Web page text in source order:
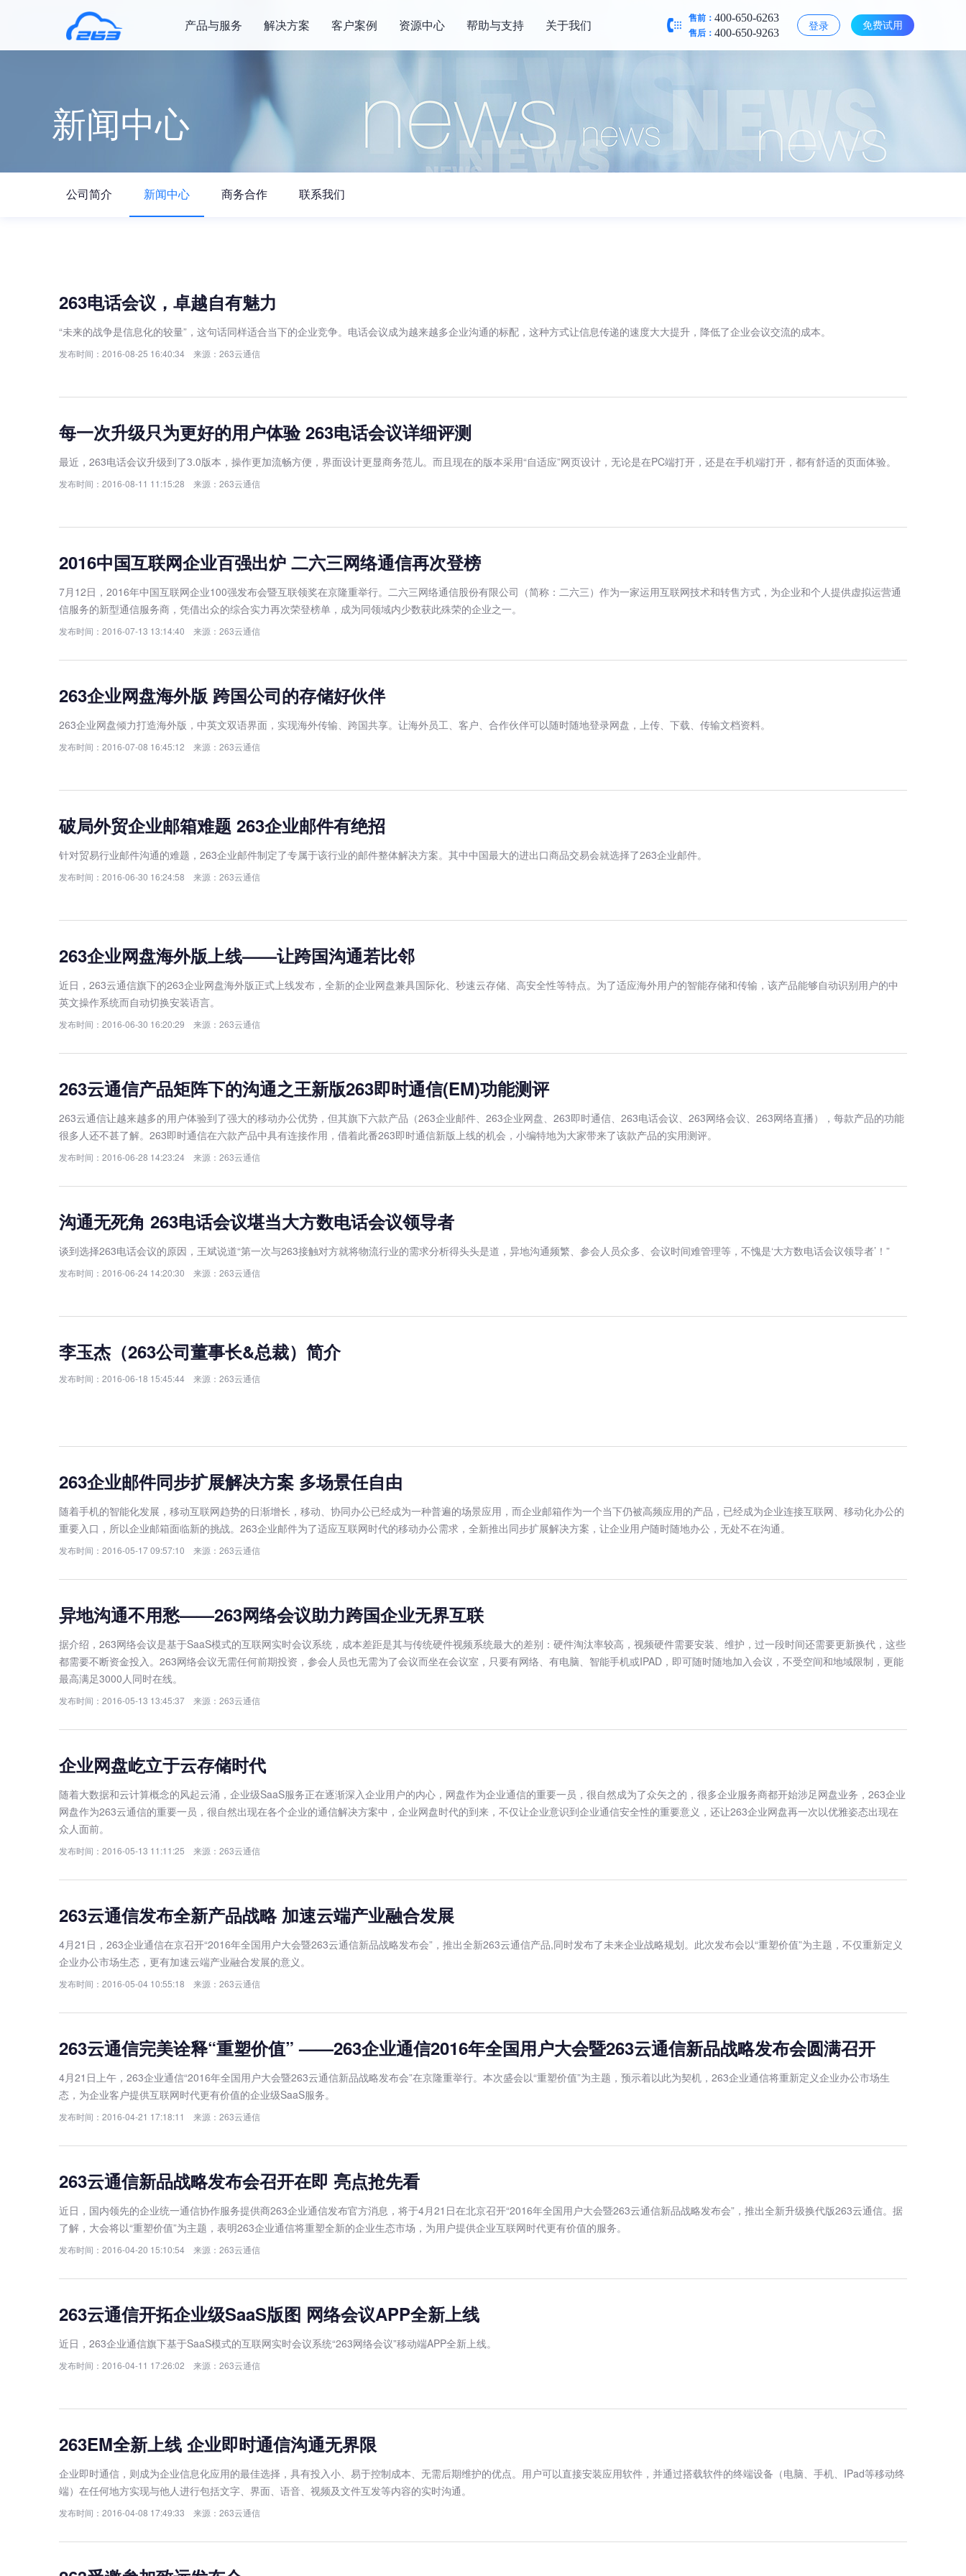
产品与服务 解决方案 客户案例 资源中心 帮助与支持 关于我们 售前： 400-650-6263
售后： 400-650-9263
免费试用
登录
新闻中心
公司简介 新闻中心 商务合作 联系我们
263电话会议，卓越自有魅力
“未来的战争是信息化的较量”，这句话同样适合当下的企业竞争。电话会议成为越来越多企业沟通的标配，这种方式让信息传递的速度大大提升，降低了企业会议交流的成本。
发布时间：2016-08-25 16:40:34 来源：263云通信
每一次升级只为更好的用户体验 263电话会议详细评测
最近，263电话会议升级到了3.0版本，操作更加流畅方便，界面设计更显商务范儿。而且现在的版本采用“自适应”网页设计，无论是在PC端打开，还是在手机端打开，都有舒适的页面体验。
发布时间：2016-08-11 11:15:28 来源：263云通信
2016中国互联网企业百强出炉 二六三网络通信再次登榜
7月12日，2016年中国互联网企业100强发布会暨互联领奖在京隆重举行。二六三网络通信股份有限公司（简称：二六三）作为一家运用互联网技术和转售方式，为企业和个人提供虚拟运营通
信服务的新型通信服务商，凭借出众的综合实力再次荣登榜单，成为同领域内少数获此殊荣的企业之一。
发布时间：2016-07-13 13:14:40 来源：263云通信
263企业网盘海外版 跨国公司的存储好伙伴
263企业网盘倾力打造海外版，中英文双语界面，实现海外传输、跨国共享。让海外员工、客户、合作伙伴可以随时随地登录网盘，上传、下载、传输文档资料。
发布时间：2016-07-08 16:45:12 来源：263云通信
破局外贸企业邮箱难题 263企业邮件有绝招
针对贸易行业邮件沟通的难题，263企业邮件制定了专属于该行业的邮件整体解决方案。其中中国最大的进出口商品交易会就选择了263企业邮件。
发布时间：2016-06-30 16:24:58 来源：263云通信
263企业网盘海外版上线——让跨国沟通若比邻
近日，263云通信旗下的263企业网盘海外版正式上线发布，全新的企业网盘兼具国际化、秒速云存储、高安全性等特点。为了适应海外用户的智能存储和传输，该产品能够自动识别用户的中
英文操作系统而自动切换安装语言。
发布时间：2016-06-30 16:20:29 来源：263云通信
263云通信产品矩阵下的沟通之王新版263即时通信(EM)功能测评
263云通信让越来越多的用户体验到了强大的移动办公优势，但其旗下六款产品（263企业邮件、263企业网盘、263即时通信、263电话会议、263网络会议、263网络直播），每款产品的功能
很多人还不甚了解。263即时通信在六款产品中具有连接作用，借着此番263即时通信新版上线的机会，小编特地为大家带来了该款产品的实用测评。
发布时间：2016-06-28 14:23:24 来源：263云通信
沟通无死角 263电话会议堪当大方数电话会议领导者
谈到选择263电话会议的原因，王斌说道“第一次与263接触对方就将物流行业的需求分析得头头是道，异地沟通频繁、参会人员众多、会议时间难管理等，不愧是‘大方数电话会议领导者’！”
发布时间：2016-06-24 14:20:30 来源：263云通信
李玉杰（263公司董事长&总裁）简介
发布时间：2016-06-18 15:45:44 来源：263云通信
263企业邮件同步扩展解决方案 多场景任自由
随着手机的智能化发展，移动互联网趋势的日渐增长，移动、协同办公已经成为一种普遍的场景应用，而企业邮箱作为一个当下仍被高频应用的产品，已经成为企业连接互联网、移动化办公的
重要入口，所以企业邮箱面临新的挑战。263企业邮件为了适应互联网时代的移动办公需求，全新推出同步扩展解决方案，让企业用户随时随地办公，无处不在沟通。
发布时间：2016-05-17 09:57:10 来源：263云通信
异地沟通不用愁——263网络会议助力跨国企业无界互联
据介绍，263网络会议是基于SaaS模式的互联网实时会议系统，成本差距是其与传统硬件视频系统最大的差别：硬件淘汰率较高，视频硬件需要安装、维护，过一段时间还需要更新换代，这些
都需要不断资金投入。263网络会议无需任何前期投资，参会人员也无需为了会议而坐在会议室，只要有网络、有电脑、智能手机或IPAD，即可随时随地加入会议，不受空间和地域限制，更能
最高满足3000人同时在线。
发布时间：2016-05-13 13:45:37 来源：263云通信
企业网盘屹立于云存储时代
随着大数据和云计算概念的风起云涌，企业级SaaS服务正在逐渐深入企业用户的内心，网盘作为企业通信的重要一员，很自然成为了众矢之的，很多企业服务商都开始涉足网盘业务，263企业
网盘作为263云通信的重要一员，很自然出现在各个企业的通信解决方案中，企业网盘时代的到来，不仅让企业意识到企业通信安全性的重要意义，还让263企业网盘再一次以优雅姿态出现在
众人面前。
发布时间：2016-05-13 11:11:25 来源：263云通信
263云通信发布全新产品战略 加速云端产业融合发展
4月21日，263企业通信在京召开“2016年全国用户大会暨263云通信新品战略发布会”，推出全新263云通信产品,同时发布了未来企业战略规划。此次发布会以“重塑价值”为主题，不仅重新定义
企业办公市场生态，更有加速云端产业融合发展的意义。
发布时间：2016-05-04 10:55:18 来源：263云通信
263云通信完美诠释“重塑价值” ——263企业通信2016年全国用户大会暨263云通信新品战略发布会圆满召开
4月21日上午，263企业通信“2016年全国用户大会暨263云通信新品战略发布会”在京隆重举行。本次盛会以“重塑价值”为主题，预示着以此为契机，263企业通信将重新定义企业办公市场生
态，为企业客户提供互联网时代更有价值的企业级SaaS服务。
发布时间：2016-04-21 17:18:11 来源：263云通信
263云通信新品战略发布会召开在即 亮点抢先看
近日，国内领先的企业统一通信协作服务提供商263企业通信发布官方消息，将于4月21日在北京召开“2016年全国用户大会暨263云通信新品战略发布会”，推出全新升级换代版263云通信。据
了解，大会将以“重塑价值”为主题，表明263企业通信将重塑全新的企业生态市场，为用户提供企业互联网时代更有价值的服务。
发布时间：2016-04-20 15:10:54 来源：263云通信
263云通信开拓企业级SaaS版图 网络会议APP全新上线
近日，263企业通信旗下基于SaaS模式的互联网实时会议系统“263网络会议”移动端APP全新上线。
发布时间：2016-04-11 17:26:02 来源：263云通信
263EM全新上线 企业即时通信沟通无界限
企业即时通信，则成为企业信息化应用的最佳选择，具有投入小、易于控制成本、无需后期维护的优点。用户可以直接安装应用软件，并通过搭载软件的终端设备（电脑、手机、IPad等移动终
端）在任何地方实现与他人进行包括文字、界面、语音、视频及文件互发等内容的实时沟通。
发布时间：2016-04-08 17:49:33 来源：263云通信